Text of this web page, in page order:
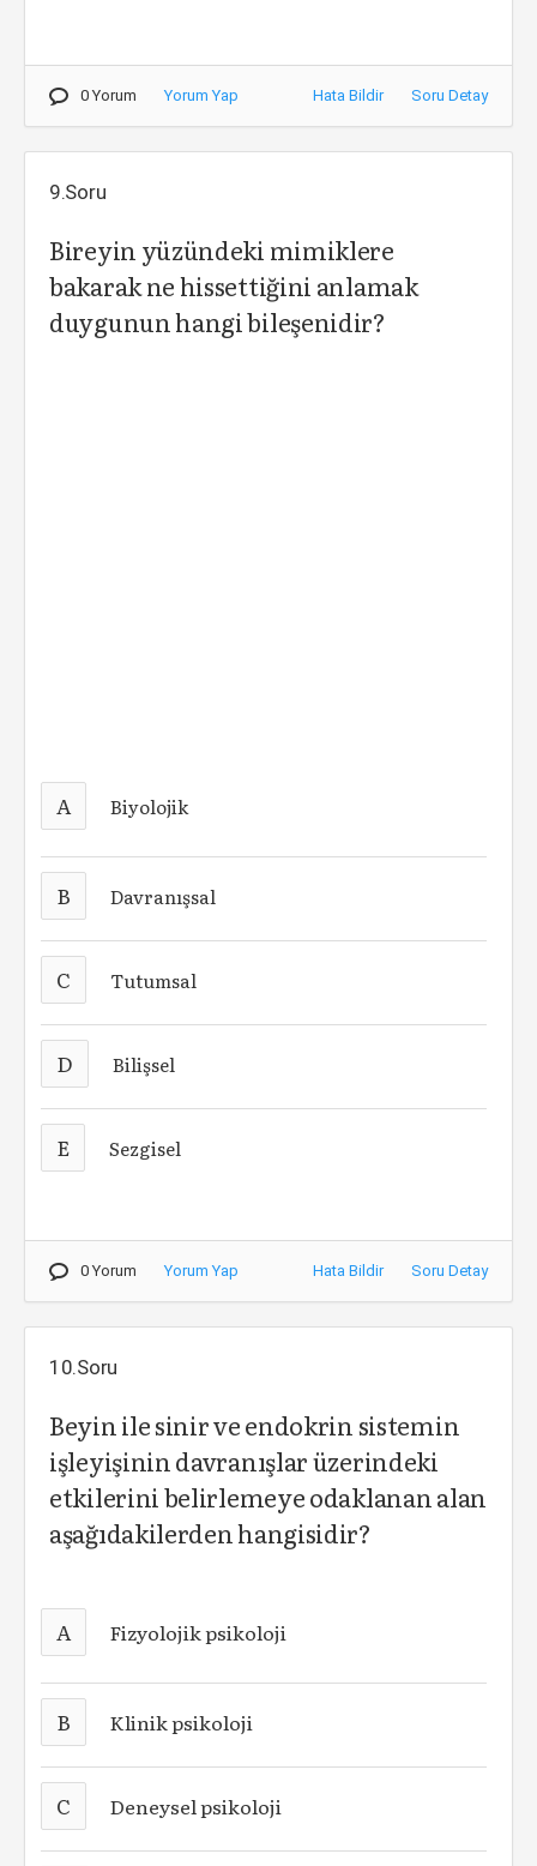
0 Yorum Yorum Yap Hata Bildir Soru Detay
9.Soru
Bireyin yüzündeki mimiklere
bakarak ne hissettiğini anlamak
duygunun hangi bileşenidir?
A Biyolojik
B Davranışsal
C Tutumsal
D Bilişsel
E Sezgisel
0 Yorum Yorum Yap Hata Bildir Soru Detay
10.Soru
Beyin ile sinir ve endokrin sistemin
işleyişinin davranışlar üzerindeki
etkilerini belirlemeye odaklanan alan
aşağıdakilerden hangisidir?
A Fizyolojik psikoloji
B Klinik psikoloji
C Deneysel psikoloji